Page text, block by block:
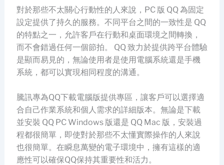
對於那些不太關心行動性的人來說，PC 版 QQ 為固定
設定提供了持久的服務。不同平台之間的一致性是 QQ
的特點之一，允許客戶在行動和桌面環境之間轉換，
而不會錯過任何一個節拍。 QQ 致力於提供跨平台體驗
是顯而易見的，無論使用者是使用電腦系統還是手機
系統，都可以實現相同程度的溝通。
騰訊專為QQ下載電腦版提供專區，讓客戶可以選擇適
合自己作業系統和個人需求的詳細版本。無論是下載
並安裝 QQ PC Windows 版還是 QQ Mac 版，安裝過
程都很簡單，即使對於那些不太懂實際操作的人來說
也很簡單。在瞬息萬變的電子環境中，擁有這樣的適
應性可以確保QQ保持其重要性和活力。